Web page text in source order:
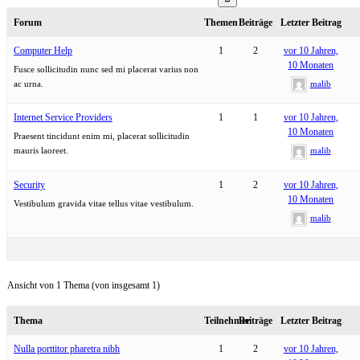
Forum ThemenBeiträge Letzter Beitrag
Computer Help
Fusce sollicitudin nunc sed mi placerat varius non
ac urna.
1 2
vor 10 Jahren,
10 Monaten
malib
Internet Service Providers
Praesent tincidunt enim mi, placerat sollicitudin
mauris laoreet.
1 1
vor 10 Jahren,
10 Monaten
malib
Security
Vestibulum gravida vitae tellus vitae vestibulum.
1 2
vor 10 Jahren,
10 Monaten
malib
Ansicht von 1 Thema (von insgesamt 1)
Thema TeilnehmerBeiträge Letzter Beitrag
Nulla porttitor pharetra nibh 1 2
vor 10 Jahren,